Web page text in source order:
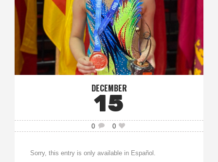
DECEMBER
15
0 0
Sorry, this entry is only available in Español.